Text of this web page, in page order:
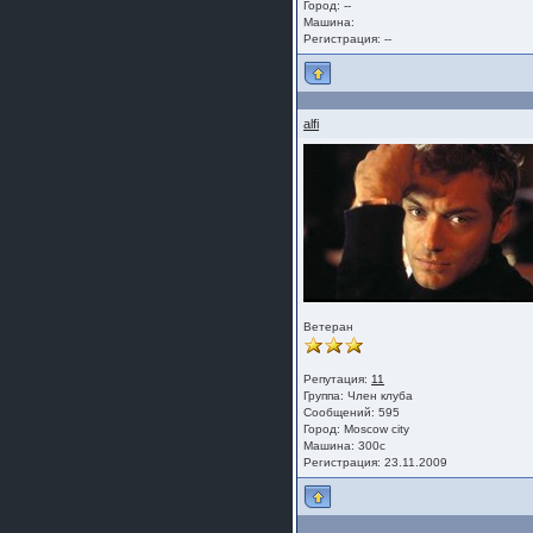
Город: --
Машина:
Регистрация: --
alfi
Ветеран
Репутация: 11
Группа:Член клуба
Сообщений: 595
Город: Moscow city
Машина: 300с
Регистрация: 23.11.2009